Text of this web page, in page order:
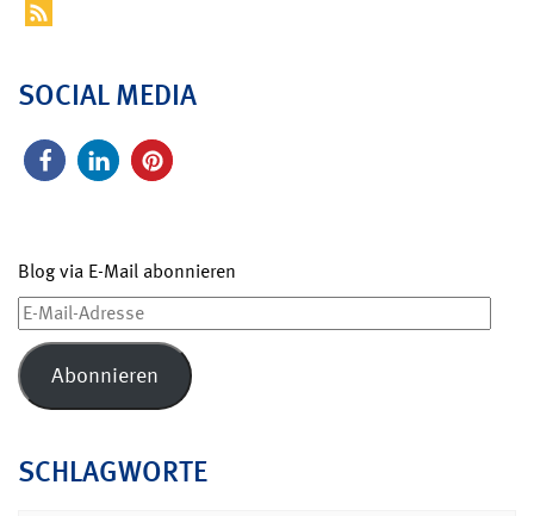
SOCIAL MEDIA
Blog via E-Mail abonnieren
E-
Mail-
Adresse
Abonnieren
SCHLAGWORTE